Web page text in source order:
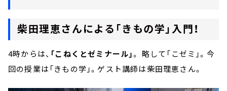
柴田理恵さんによる「きもの学」入門！
4時からは、 「こねくとゼミナール」。 略して「こゼミ」。今
回の授業は「きもの学」。ゲスト講師は柴田理恵さん。